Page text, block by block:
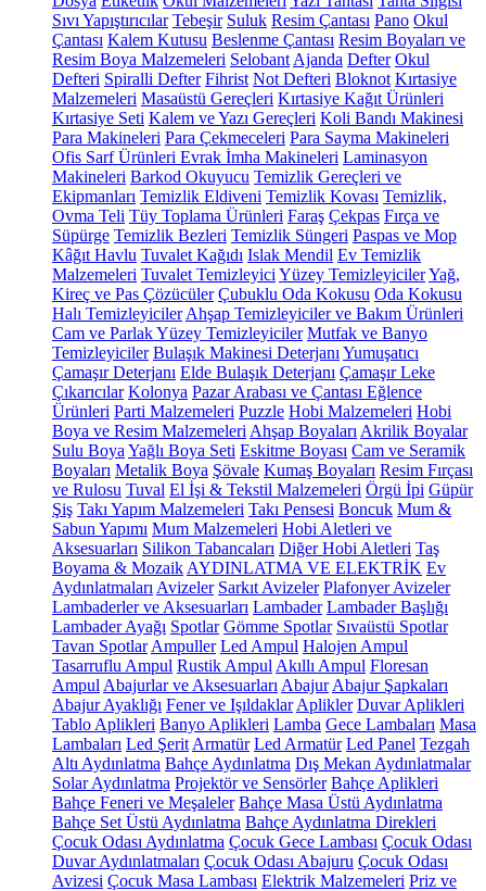
Sıvı Yapıştırıcılar Tebeşir Suluk Resim Çantası Pano Okul
Çantası Kalem Kutusu Beslenme Çantası Resim Boyaları ve
Resim Boya Malzemeleri Selobant Ajanda Defter Okul
Defteri Spiralli Defter Fihrist Not Defteri Bloknot Kırtasiye
Malzemeleri Masaüstü Gereçleri Kırtasiye Kağıt Ürünleri
Kırtasiye Seti Kalem ve Yazı Gereçleri Koli Bandı Makinesi
Para Makineleri Para Çekmeceleri Para Sayma Makineleri
Ofis Sarf Ürünleri Evrak İmha Makineleri Laminasyon
Makineleri Barkod Okuyucu Temizlik Gereçleri ve
Ekipmanları Temizlik Eldiveni Temizlik Kovası Temizlik,
Ovma Teli Tüy Toplama Ürünleri Faraş Çekpas Fırça ve
Süpürge Temizlik Bezleri Temizlik Süngeri Paspas ve Mop
Kâğıt Havlu Tuvalet Kağıdı Islak Mendil Ev Temizlik
Malzemeleri Tuvalet Temizleyici Yüzey TemizleyicilerYağ,
Kireç ve Pas Çözücüler Çubuklu Oda Kokusu Oda Kokusu
Halı Temizleyiciler Ahşap Temizleyiciler ve Bakım Ürünleri
Cam ve Parlak Yüzey Temizleyiciler Mutfak ve Banyo
Temizleyiciler Bulaşık Makinesi Deterjanı Yumuşatıcı
Çamaşır Deterjanı Elde Bulaşık Deterjanı Çamaşır Leke
Çıkarıcılar Kolonya Pazar Arabası ve Çantası Eğlence
Ürünleri Parti Malzemeleri Puzzle Hobi Malzemeleri Hobi
Boya ve Resim Malzemeleri Ahşap Boyaları Akrilik Boyalar
Sulu Boya Yağlı Boya Seti Eskitme Boyası Cam ve Seramik
Boyaları Metalik Boya Şövale Kumaş Boyaları Resim Fırçası
ve Rulosu Tuval El İşi & Tekstil Malzemeleri Örgü İpi Güpür
Şiş Takı Yapım Malzemeleri Takı Pensesi Boncuk Mum &
Sabun Yapımı Mum Malzemeleri Hobi Aletleri ve
Aksesuarları Silikon Tabancaları Diğer Hobi Aletleri Taş
Boyama & Mozaik AYDINLATMA VE ELEKTRİK Ev
Aydınlatmaları Avizeler Sarkıt Avizeler Plafonyer Avizeler
Lambaderler ve Aksesuarları Lambader Lambader Başlığı
Lambader Ayağı Spotlar Gömme Spotlar Sıvaüstü Spotlar
Tavan Spotlar Ampuller Led Ampul Halojen Ampul
Tasarruflu Ampul Rustik Ampul Akıllı Ampul Floresan
Ampul Abajurlar ve Aksesuarları Abajur Abajur Şapkaları
Abajur Ayaklığı Fener ve Işıldaklar Aplikler Duvar Aplikleri
Tablo Aplikleri Banyo Aplikleri Lamba Gece Lambaları Masa
Lambaları Led Şerit Armatür Led Armatür Led Panel Tezgah
Altı Aydınlatma Bahçe Aydınlatma Dış Mekan Aydınlatmalar
Solar Aydınlatma Projektör ve Sensörler Bahçe Aplikleri
Bahçe Feneri ve Meşaleler Bahçe Masa Üstü Aydınlatma
Bahçe Set Üstü Aydınlatma Bahçe Aydınlatma Direkleri
Çocuk Odası Aydınlatma Çocuk Gece Lambası Çocuk Odası
Duvar Aydınlatmaları Çocuk Odası Abajuru Çocuk Odası
Avizesi Çocuk Masa Lambası Elektrik Malzemeleri Priz ve